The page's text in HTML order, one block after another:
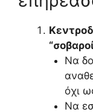
Να
όχι
Να